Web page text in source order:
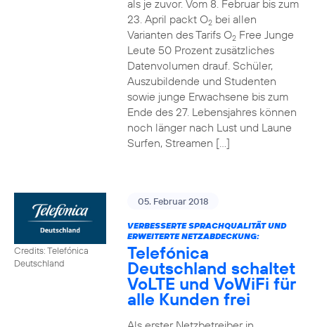
als je zuvor. Vom 8. Februar bis zum
23. April packt O2bei allen
Varianten des Tarifs O2Free Junge
Leute 50 Prozent zusätzliches
Datenvolumen drauf. Schüler,
Auszubildende und Studenten
sowie junge Erwachsene bis zum
Ende des 27. Lebensjahres können
noch länger nach Lust und Laune
Surfen, Streamen […]
Credits: Telefónica
Deutschland
05. Februar 2018
VERBESSERTE SPRACHQUALITÄT UND
ERWEITERTE NETZABDECKUNG:
Telefónica
Deutschland schaltet
VoLTE und VoWiFi für
alle Kunden frei